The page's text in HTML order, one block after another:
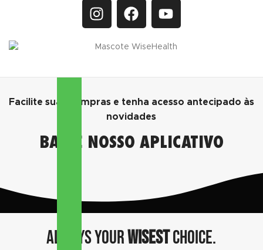
Facilite suas compras e tenha acesso antecipado às
novidades
BAIXE NOSSO APLICATIVO
Always yourwisestchoice.